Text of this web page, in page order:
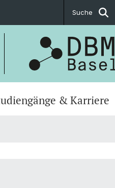
Suche
& Karriere